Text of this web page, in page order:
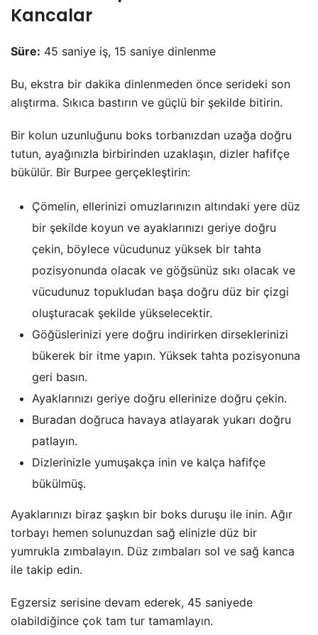
Kancalar
Süre: 45 saniye iş, 15 saniye dinlenme
Bu, ekstra bir dakika dinlenmeden önce serideki son
alıştırma. Sıkıca bastırın ve güçlü bir şekilde bitirin.
Bir kolun uzunluğunu boks torbanızdan uzağa doğru
tutun, ayağınızla birbirinden uzaklaşın, dizler hafifçe
bükülür. Bir Burpee gerçekleştirin:
Çömelin, ellerinizi omuzlarınızın altındaki yere düz
bir şekilde koyun ve ayaklarınızı geriye doğru
çekin, böylece vücudunuz yüksek bir tahta
pozisyonunda olacak ve göğsünüz sıkı olacak ve
vücudunuz topukludan başa doğru düz bir çizgi
oluşturacak şekilde yükselecektir.
Göğüslerinizi yere doğru indirirken dirseklerinizi
bükerek bir itme yapın. Yüksek tahta pozisyonuna
geri basın.
Ayaklarınızı geriye doğru ellerinize doğru çekin.
Buradan doğruca havaya atlayarak yukarı doğru
patlayın.
Dizlerinizle yumuşakça inin ve kalça hafifçe
bükülmüş.
Ayaklarınızı biraz şaşkın bir boks duruşu ile inin. Ağır
torbayı hemen solunuzdan sağ elinizle düz bir
yumrukla zımbalayın. Düz zımbaları sol ve sağ kanca
ile takip edin.
Egzersiz serisine devam ederek, 45 saniyede
olabildiğince çok tam tur tamamlayın.